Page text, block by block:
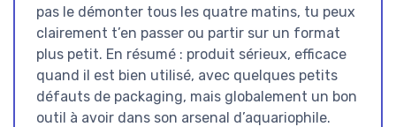
pas le démonter tous les quatre matins, tu peux
clairement t’en passer ou partir sur un format
plus petit. En résumé : produit sérieux, efficace
quand il est bien utilisé, avec quelques petits
défauts de packaging, mais globalement un bon
outil à avoir dans son arsenal d’aquariophile.